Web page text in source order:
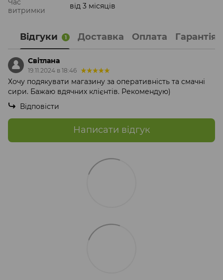
витримки
від 3 місяців
Відгуки 1 Доставка Оплата Гарантія
Світлана
19.11.2024 в 18:46
Хочу подякувати магазину за оперативність та смачні
сири. Бажаю вдячних клієнтів. Рекомендую)
Відповісти
Написати відгук